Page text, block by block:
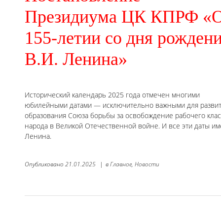
Президиума ЦК КПРФ
155-летии со дня
В.И. Ленина»
Исторический календарь 2025 года отмечен многими
юбилейными датами — исключительно важными для
образования Союза борьбы за освобождение рабочего
народа в Великой Отечественной войне. И все эти даты
Ленина.
Опубликовано 21.01.2025 | вГлавное, Новости